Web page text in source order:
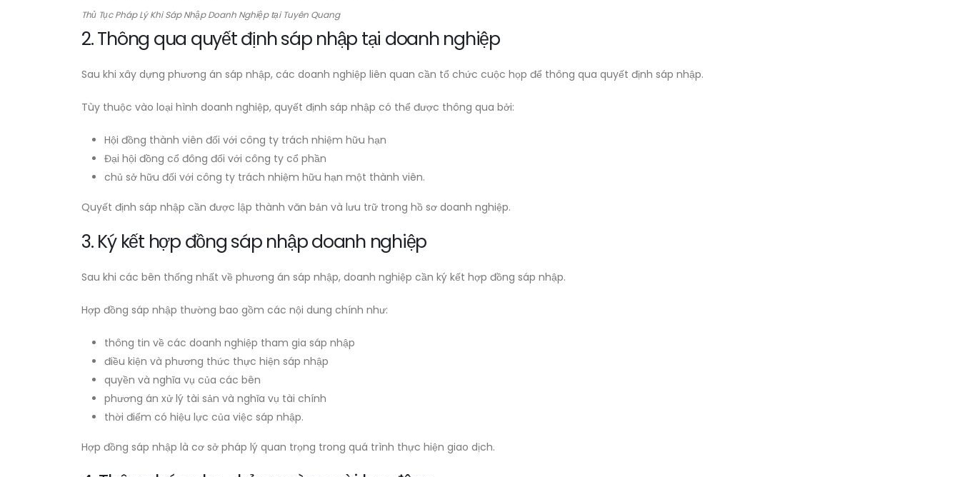
Thủ Tục Pháp Lý Khi Sáp Nhập Doanh Nghiệp tại Tuyên Quang
2. Thông qua quyết định sáp nhập tại doanh nghiệp
Sau khi xây dựng phương án sáp nhập, các doanh nghiệp liên quan cần tổ chức cuộc họp để thông qua quyết định sáp nhập.
Tùy thuộc vào loại hình doanh nghiệp, quyết định sáp nhập có thể được thông qua bởi:
Hội đồng thành viên đối với công ty trách nhiệm hữu hạn
Đại hội đồng cổ đông đối với công ty cổ phần
chủ sở hữu đối với công ty trách nhiệm hữu hạn một thành viên.
Quyết định sáp nhập cần được lập thành văn bản và lưu trữ trong hồ sơ doanh nghiệp.
3. Ký kết hợp đồng sáp nhập doanh nghiệp
Sau khi các bên thống nhất về phương án sáp nhập, doanh nghiệp cần ký kết hợp đồng sáp nhập.
Hợp đồng sáp nhập thường bao gồm các nội dung chính như:
thông tin về các doanh nghiệp tham gia sáp nhập
điều kiện và phương thức thực hiện sáp nhập
quyền và nghĩa vụ của các bên
phương án xử lý tài sản và nghĩa vụ tài chính
thời điểm có hiệu lực của việc sáp nhập.
Hợp đồng sáp nhập là cơ sở pháp lý quan trọng trong quá trình thực hiện giao dịch.